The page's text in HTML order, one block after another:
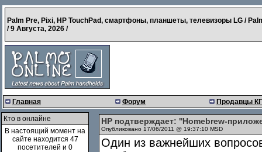
Palm Pre, Pixi, HP TouchPad, смартфоны, планшеты, телевизоры LG /
/9 Августа, 2026 /
Главная Форум Продавцы
Кто в онлайне
В настоящий момент на
сайте находится 47
посетителей и 0
HP подтверждает: ''Homebrew-
Опубликовано 17/06/2011 @ 19:37:10 MSD
Один из важнейших